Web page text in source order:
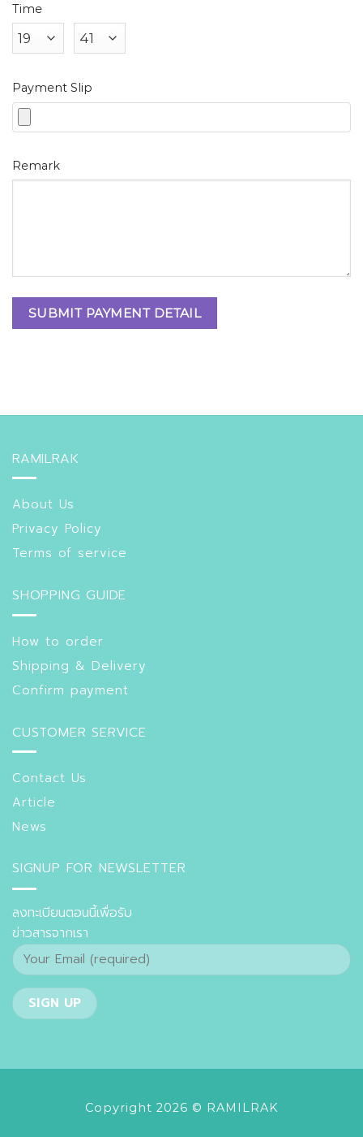
Time
Payment Slip
Remark
RAMILRAK
About Us
Privacy Policy
Terms of service
SHOPPING GUIDE
How to order
Shipping & Delivery
Confirm payment
CUSTOMER SERVICE
Contact Us
Article
News
SIGNUP FOR NEWSLETTER
ลงทะเบียนตอนนี้เพื่อรับ
ข่าวสารจากเรา
Copyright 2026 © RAMILRAK